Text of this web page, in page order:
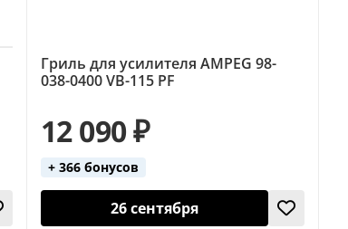
Гриль для усилителя AMPEG 98-
038-0400 VB-115 PF
12 090 ₽
+ 366 бонусов
26 сентября